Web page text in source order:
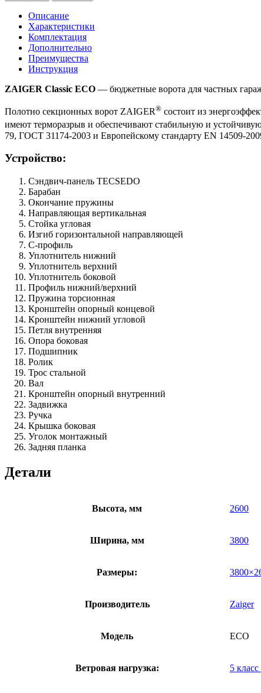
Описание
Характеристики
Комплектация
Дополнительно
Преимущества
Инструкция
ZAIGER Classic ECO — бюджетные ворота для частных
Полотно секционных ворот ZAIGER® состоит из
имеют терморазрыв и обеспечивают стабильную и
79, ГОСТ 31174-2003 и Европейскому стандарту EN 14509-
Устройство:
Сэндвич-панель TECSEDO
Барабан
Окончание пружины
Направляющая вертикальная
Стойка угловая
Изгиб горизонтальной направляющей
С-профиль
Уплотнитель нижний
Уплотнитель верхний
Уплотнитель боковой
Профиль нижний/верхний
Пружина торсионная
Кронштейн опорный концевой
Кронштейн нижний угловой
Петля внутренняя
Опора боковая
Подшипник
Ролик
Трос стальной
Вал
Кронштейн опорный внутренний
Задвижка
Ручка
Крышка боковая
Уголок монтажный
Задняя планка
Детали
Высота, мм 2600
Ширина, мм 3800
Размеры:
Производитель Zaiger
Модель ECO
Ветровая нагрузка: 5